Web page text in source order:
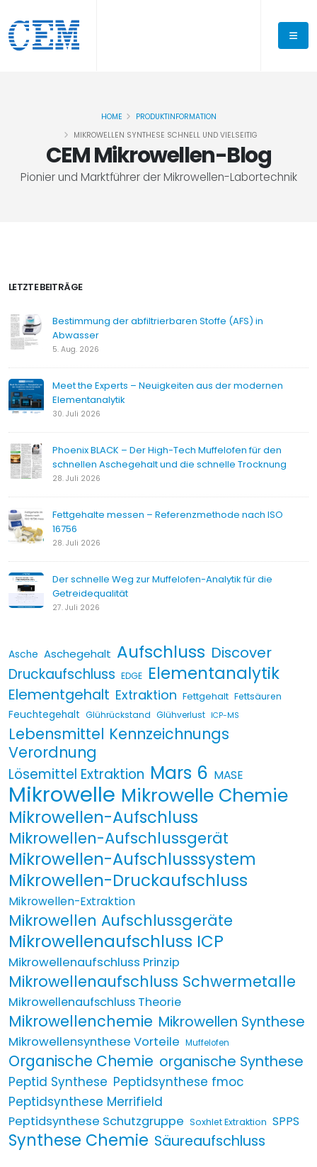
CEM Mikrowellen-Blog
Pionier und Marktführer der Mikrowellen-Labortechnik
HOME
PRODUKTINFORMATION
MIKROWELLEN SYNTHESE SCHNELL UND VIELSEITIG
LETZTE BEITRÄGE
Bestimmung der abfiltrierbaren Stoffe (AFS) in
Abwasser
5. Aug. 2026
Meet the Experts – Neuigkeiten aus der modernen
Elementanalytik
30. Juli 2026
Phoenix BLACK – Der High-Tech Muffelofen für den
schnellen Aschegehalt und die schnelle Trocknung
28. Juli 2026
Fettgehalte messen – Referenzmethode nach ISO
16756
28. Juli 2026
Der schnelle Weg zur Muffelofen-Analytik für die
Getreidequalität
27. Juli 2026
Asche Aschegehalt Aufschluss Discover
Druckaufschluss EDGE Elementanalytik
Elementgehalt Extraktion Fettgehalt Fettsäuren
Feuchtegehalt Glührückstand Glühverlust ICP-MS
Lebensmittel Kennzeichnungs
Verordnung
Lösemittel Extraktion Mars 6 MASE
Mikrowelle Mikrowelle Chemie
Mikrowellen-Aufschluss
Mikrowellen-Aufschlussgerät
Mikrowellen-Aufschlusssystem
Mikrowellen-Druckaufschluss
Mikrowellen-Extraktion
Mikrowellen Aufschlussgeräte
Mikrowellenaufschluss ICP
Mikrowellenaufschluss Prinzip
Mikrowellenaufschluss Schwermetalle
Mikrowellenaufschluss Theorie
Mikrowellenchemie Mikrowellen Synthese
Mikrowellensynthese Vorteile Muffelofen
Organische Chemie organische Synthese
Peptid Synthese Peptidsynthese fmoc
Peptidsynthese Merrifield
Peptidsynthese Schutzgruppe Soxhlet Extraktion SPPS
Synthese Chemie Säureaufschluss